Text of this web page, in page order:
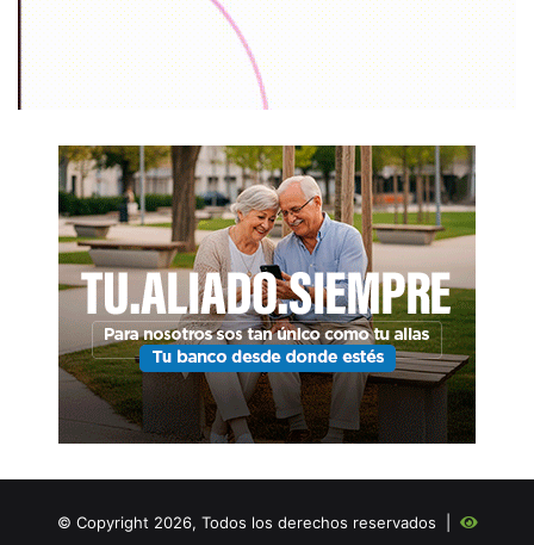
© Copyright 2026, Todos los derechos reservados |